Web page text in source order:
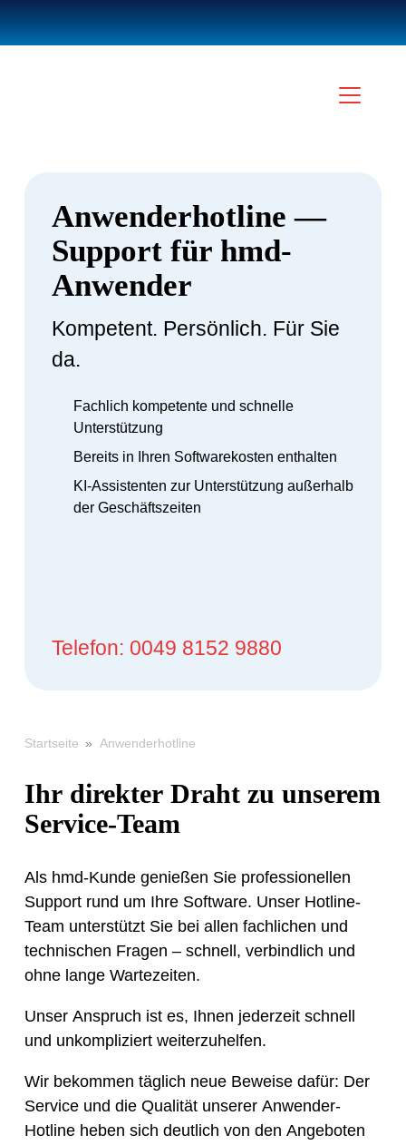
Anwenderhotline —
Support für hmd-
Anwender
Kompetent. Persönlich. Für Sie
da.
Fachlich kompetente und schnelle
Unterstützung
Bereits in Ihren Softwarekosten enthalten
KI-Assistenten zur Unterstützung außerhalb
der Geschäftszeiten
Telefon: 0049 8152 9880
Startseite » Anwenderhotline
Ihr direkter Draht zu unserem
Service-Team​
Als hmd-Kunde genießen Sie professionellen
Support rund um Ihre Software. Unser Hotline-
Team unterstützt Sie bei allen fachlichen und
technischen Fragen – schnell, verbindlich und
ohne lange Wartezeiten.
Unser Anspruch ist es, Ihnen jederzeit schnell
und unkompliziert weiterzuhelfen.
Wir bekommen täglich neue Beweise dafür: Der
Service und die Qualität unserer Anwender-
Hotline heben sich deutlich von den Angeboten